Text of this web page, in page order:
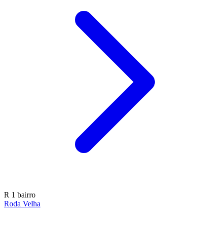
R 1 bairro
Roda Velha